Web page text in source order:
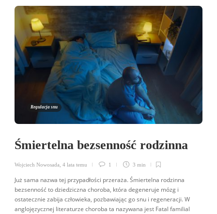
Regulacja snu
Śmiertelna bezsenność rodzinna
Wojciech Nowosada 4 lata temu 1 3 min
Już sama nazwa tej przypadłości przeraża. Śmiertelna rodzinna
bezsenność to dziedziczna choroba, która degeneruje mózg i
ostatecznie zabija człowieka, pozbawiając go snu i regeneracji. W
anglojęzycznej literaturze choroba ta nazywana jest Fatal familial